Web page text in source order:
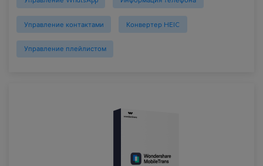
Управление контактами Конвертер HEIC
Управление плейлистом